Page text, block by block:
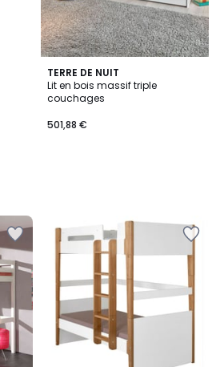
TERRE DE NUIT
Lit en bois massif triple
couchages
501,88 €